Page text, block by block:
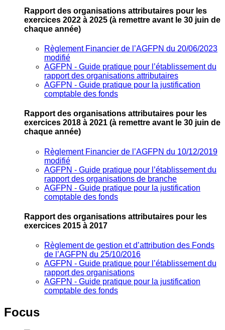
Rapport des organisations attributaires pour les
exercices 2022 à 2025 (à remettre avant le 30 juin de
chaque année)
Règlement Financier de l’AGFPN du 20/06/2023
modifié
AGFPN ‐ Guide pratique pour l’établissement du
rapport des organisations attributaires
AGFPN ‐ Guide pratique pour la justification
comptable des fonds
Rapport des organisations attributaires pour les
exercices 2018 à 2021 (à remettre avant le 30 juin de
chaque année)
Règlement Financier de l’AGFPN du 10/12/2019
modifié
AGFPN ‐ Guide pratique pour l’établissement du
rapport des organisations de branche
AGFPN ‐ Guide pratique pour la justification
comptable des fonds
Rapport des organisations attributaires pour les
exercices 2015 à 2017
Règlement de gestion et d’attribution des Fonds
de l’AGFPN du 25/10/2016
AGFPN ‐ Guide pratique pour l’établissement du
rapport des organisations
AGFPN ‐ Guide pratique pour la justification
comptable des fonds
Focus